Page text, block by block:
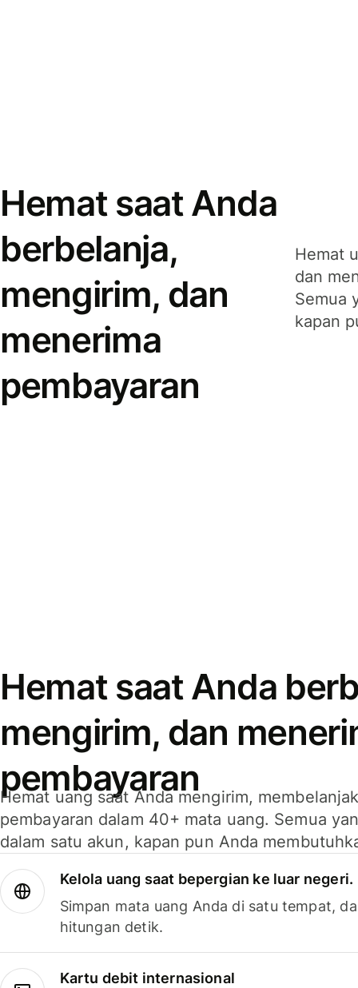
Hemat saat Anda
berbelanja,
mengirim, dan
menerima
pembayaran
Hemat
dan
Semua
kapan
Hemat saat Anda
mengirim, dan
pembayaran
Hemat uang saat Anda mengirim,
pembayaran dalam 40+ mata uang. Semua
dalam satu akun, kapan pun Anda
Kelola uang saat bepergian ke luar negeri.
Simpan mata uang Anda di satu tempat,
hitungan detik.
Kartu debit internasional